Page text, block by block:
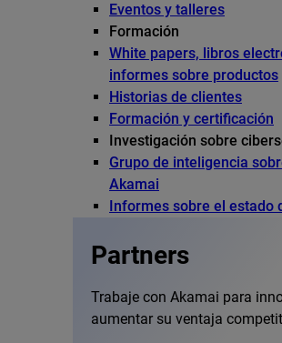
Eventos y talleres
Formación
White papers, libros
informes sobre productos
Historias de clientes
Formación y certificación
Investigación sobre
Grupo de inteligencia
Akamai
Informes sobre el estado
Partners
Trabaje con Akamai para
aumentar su ventaja